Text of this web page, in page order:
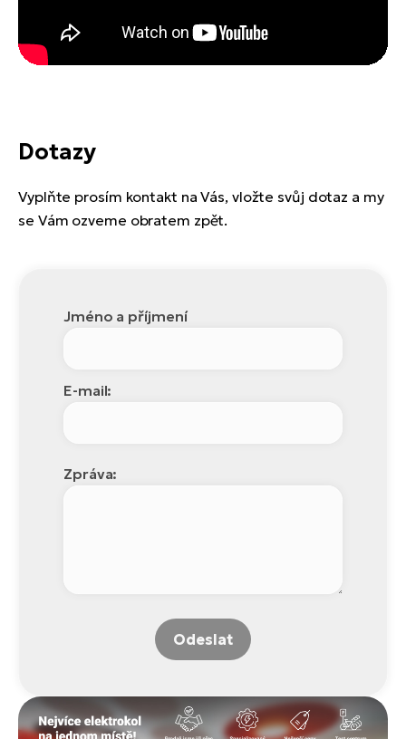
Dotazy
Vyplňte prosím kontakt na Vás, vložte svůj dotaz a my
se Vám ozveme obratem zpět.
Jméno a příjmení
E-mail:
Zpráva:
Odeslat